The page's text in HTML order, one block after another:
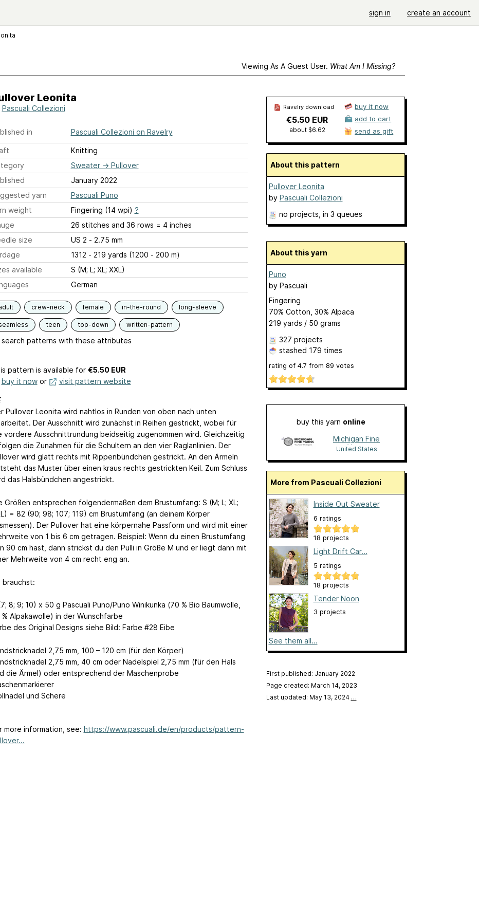
sign in create an account
Viewing As A Guest User. What Am I Missing?
Leonita
Pascuali Collezioni
in Pascuali Collezioni on Ravelry
Knitting
Sweater→ Pullover
January 2022
yarn
Pascuali Puno
weight
Fingering (14 wpi) ?
26 stitches and 36 rows = 4 inches
size
US 2 - 2.75 mm
1312 - 219 yards (1200 - 200 m)
available
S (M; L; XL; XXL)
German
crew-neck female in-the-round long-sleeve
teen top-down written-pattern
search patterns with these attributes
pattern is available for €5.50 EUR
buy it nowor visit pattern website
Pullover Leonita wird nahtlos in Runden von oben nach unten
Der Ausschnitt wird zunächst in Reihen gestrickt, wobei für
vordere Ausschnittrundung beidseitig zugenommen wird. Gleichzeitig
die Zunahmen für die Schultern an den vier Raglanlinien. Der
wird glatt rechts mit Rippenbündchen gestrickt. An den Ärmeln
das Muster über einen kraus rechts gestrickten Keil. Zum Schluss
das Halsbündchen angestrickt.
Größen entsprechen folgendermaßen dem Brustumfang: S (M; L; XL;
= 82 (90; 98; 107; 119) cm Brustumfang (an deinem Körper
Der Pullover hat eine körpernahe Passform und wird mit einer
von 1 bis 6 cm getragen. Beispiel: Wenn du einen Brustumfang
90 cm hast, dann strickst du den Pulli in Größe M und er liegt dann mit
Mehrweite von 4 cm recht eng an.
brauchst:
8; 9; 10) x 50 g Pascuali Puno/Puno Winikunka (70 % Bio Baumwolle,
% Alpakawolle) in der Wunschfarbe
des Original Designs siehe Bild: Farbe #28 Eibe
2,75 mm, 100 – 120 cm (für den Körper)
2,75 mm, 40 cm oder Nadelspiel 2,75 mm (für den Hals
die Ärmel) oder entsprechend der Maschenprobe
und Schere
more information, see: https://www.pascuali.de/en/products/pattern-
Ravelry download
€5.50 EUR
about $6.62
buy it now
add to cart
send as gift
About this pattern
Pullover Leonita
by Pascuali Collezioni
no projects , in 3 queues
About this yarn
Puno
by Pascuali
Fingering
70% Cotton, 30% Alpaca
219 yards / 50 grams
327 projects
stashed 179 times
rating of 4.7 from 89 votes
buy this yarn online
Michigan Fine
Yarns
United States
More from Pascuali Collezioni
Inside Out Sweater
6 ratings
18 projects
Light Drift Car...
5 ratings
18 projects
Tender Noon
3 projects
See them all...
First published: January 2022
Page created: March 14, 2023
Last updated: May 13, 2024 …